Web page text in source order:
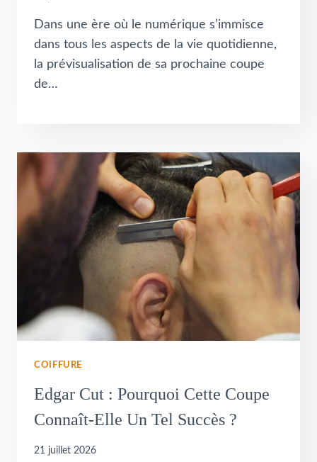
Dans une ère où le numérique s’immisce
dans tous les aspects de la vie quotidienne,
la prévisualisation de sa prochaine coupe
de…
COIFFURE
Edgar Cut : Pourquoi Cette Coupe
Connaît-Elle Un Tel Succès ?
21 juillet 2026